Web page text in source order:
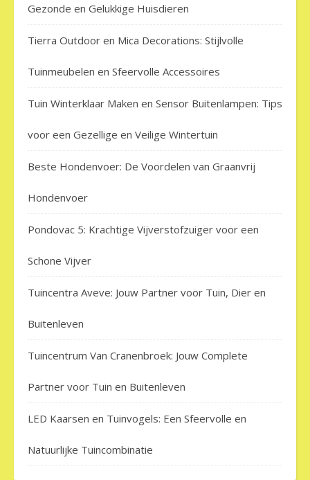
Gezonde en Gelukkige Huisdieren
Tierra Outdoor en Mica Decorations: Stijlvolle
Tuinmeubelen en Sfeervolle Accessoires
Tuin Winterklaar Maken en Sensor Buitenlampen: Tips
voor een Gezellige en Veilige Wintertuin
Beste Hondenvoer: De Voordelen van Graanvrij
Hondenvoer
Pondovac 5: Krachtige Vijverstofzuiger voor een
Schone Vijver
Tuincentra Aveve: Jouw Partner voor Tuin, Dier en
Buitenleven
Tuincentrum Van Cranenbroek: Jouw Complete
Partner voor Tuin en Buitenleven
LED Kaarsen en Tuinvogels: Een Sfeervolle en
Natuurlijke Tuincombinatie